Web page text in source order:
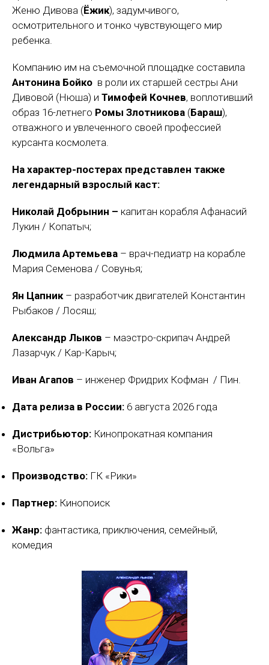
Женю Дивова (Ёжик), задумчивого,
осмотрительного и тонко чувствующего мир
ребенка.
Компанию им на съемочной площадке составила
Антонина Бойко в роли их старшей сестры Ани
Дивовой (Нюша) и Тимофей Кочнев, воплотивший
образ 16-летнего Ромы Злотникова (Бараш),
отважного и увлеченного своей профессией
курсанта космолета.
На характер-постерах представлен также
легендарный взрослый каст:
Николай Добрынин – капитан корабля Афанасий
Лукин / Копатыч;
Людмила Артемьева – врач-педиатр на корабле
Мария Семенова / Совунья;
Ян Цапник– разработчик двигателей Константин
Рыбаков / Лосяш;
Александр Лыков – маэстро-скрипач Андрей
Лазарчук / Кар-Карыч;
Иван Агапов – инженер Фридрих Кофман / Пин.
Дата релиза в России: 6 августа 2026 года
Дистрибьютор: Кинопрокатная компания
«Вольга»
Производство: ГК «Рики»
Партнер: Кинопоиск
Жанр: фантастика, приключения, семейный,
комедия